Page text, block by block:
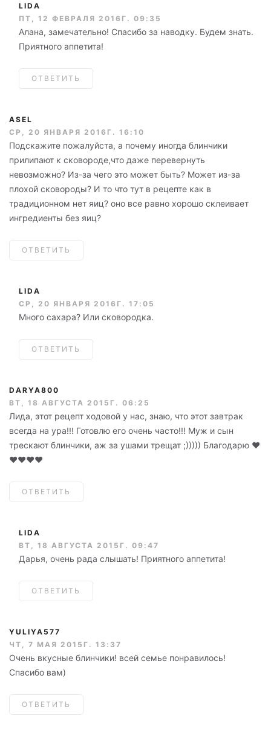
LIDA
ПТ, 12 ФЕВРАЛЯ 2016Г. 09:35
Алана, замечательно! Спасибо за наводку. Будем знать.
Приятного аппетита!
ОТВЕТИТЬ
ASEL
СР, 20 ЯНВАРЯ 2016Г. 16:10
Подскажите пожалуйста, а почему иногда блинчики
прилипают к сковороде,что даже перевернуть
невозможно? Из-за чего это может быть? Может из-за
плохой сковороды? И то что тут в рецепте как в
традиционном нет яиц? оно все равно хорошо склеивает
ингредиенты без яиц?
ОТВЕТИТЬ
LIDA
СР, 20 ЯНВАРЯ 2016Г. 17:05
Много сахара? Или сковородка.
ОТВЕТИТЬ
DARYA800
ВТ, 18 АВГУСТА 2015Г. 06:25
Лида, этот рецепт ходовой у нас, знаю, что этот завтрак
всегда на ура!!! Готовлю его очень часто!!! Муж и сын
трескают блинчики, аж за ушами трещат ;))))) Благодарю ❤
❤❤❤❤
ОТВЕТИТЬ
LIDA
ВТ, 18 АВГУСТА 2015Г. 09:47
Дарья, очень рада слышать! Приятного аппетита!
ОТВЕТИТЬ
YULIYA577
ЧТ, 7 МАЯ 2015Г. 13:37
Очень вкусные блинчики! всей семье понравилось!
Спасибо вам)
ОТВЕТИТЬ